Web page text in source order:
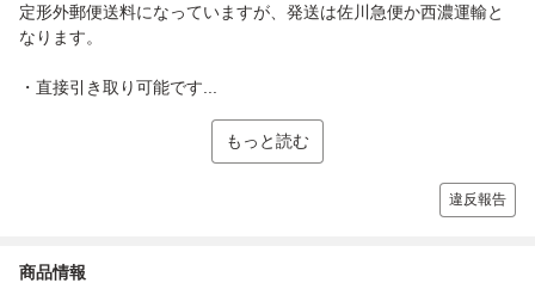
定形外郵便送料になっていますが、発送は佐川急便か西濃運輸と
なります。
・直接引き取り可能です...
もっと読む
違反報告
商品情報